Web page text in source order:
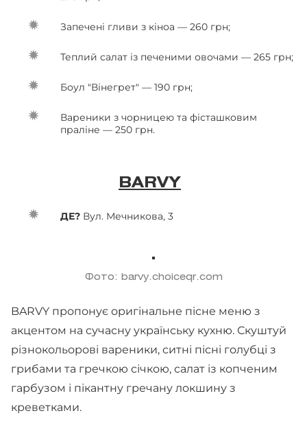
Запечені гливи з кіноа — 260 грн;
Теплий салат із печеними овочами — 265 грн;
Боул "Вінегрет" — 190 грн;
Вареники з чорницею та фісташковим
праліне — 250 грн.
BARVY
ДЕ? Вул. Мечникова, 3
Фото: barvy.choiceqr.com
BARVY пропонує оригінальне пісне меню з
акцентом на сучасну українську кухню. Скуштуй
різнокольорові вареники, ситні пісні голубці з
грибами та гречкою січкою, салат із копченим
гарбузом і пікантну гречану локшину з
креветками.